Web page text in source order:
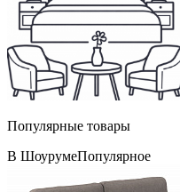
Популярные товары
В ШоурумеПопулярное